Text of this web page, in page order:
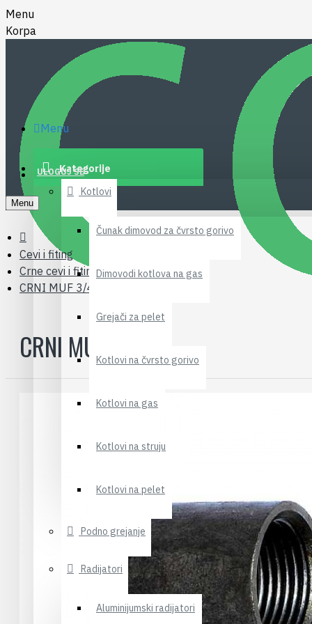
Menu
Korpa
Menu
Kategorije
Kotlovi
Čunak dimovod za čvrsto gorivo
Dimovodi kotlova na gas
Grejači za pelet
Kotlovi na čvrsto gorivo
Kotlovi na gas
Kotlovi na struju
Kotlovi na pelet
Podno grejanje
Radijatori
Aluminijumski radijatori
ULOGUJ SE
Menu
Cevi i fiting
Crne cevi i fiting
CRNI MUF 3/4
CRNI MUF 3/4